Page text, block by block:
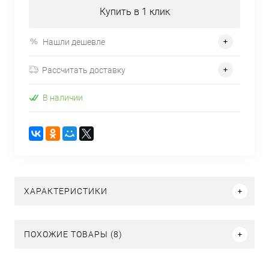
Купить в 1 клик
Нашли дешевле
Рассчитать доставку
В наличии
ХАРАКТЕРИСТИКИ
ПОХОЖИЕ ТОВАРЫ (8)